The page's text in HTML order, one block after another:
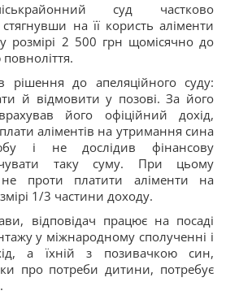
суд частково
на її користь аліменти
розмірі 2 500 грн щомісячно до
рішення до апеляційного суду:
й відмовити у позові. За його
його офіційний дохід,
аліментів на утримання сина
і не дослідив фінансову
таку суму. При цьому
проти платити аліменти на
1/3 частини доходу.
відповідач працює на посаді
у міжнародному сполученні і
а їхній з позивачкою син,
про потреби дитини, потребує